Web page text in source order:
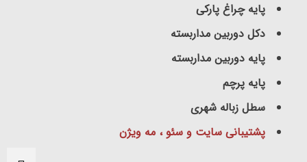
پایه چراغ پارکی
دکل دوربین مداربسته
پایه دوربین مداربسته
پایه پرچم
سطل زباله شهری
پشتیبانی سایت و سئو ، مه ویژن